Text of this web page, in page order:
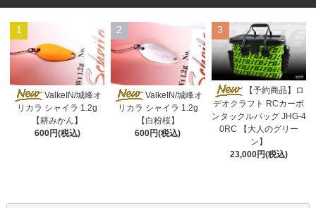
1
ValkeIN/城峰オ
リカラ シャイラ 1.2g
【耕みかん】
600円(税込)
2
ValkeIN/城峰オ
リカラ シャイラ 1.2g
【白粉桜】
600円(税込)
3
【予約商品】ロ
デオクラフト RCカーボ
ンタックルバッグ JHG-4
0RC 【大人のグリー
ン】
23,000円(税込)